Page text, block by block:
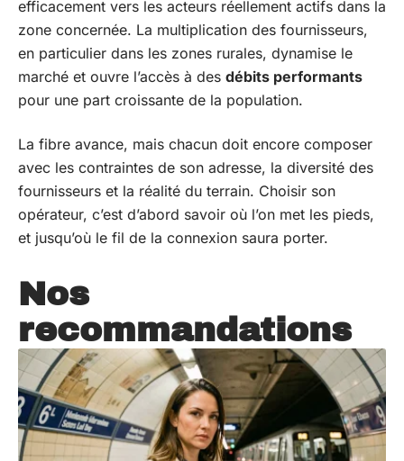
efficacement vers les acteurs réellement actifs dans la
zone concernée. La multiplication des fournisseurs,
en particulier dans les zones rurales, dynamise le
marché et ouvre l’accès à des débits performants
pour une part croissante de la population.
La fibre avance, mais chacun doit encore composer
avec les contraintes de son adresse, la diversité des
fournisseurs et la réalité du terrain. Choisir son
opérateur, c’est d’abord savoir où l’on met les pieds,
et jusqu’où le fil de la connexion saura porter.
Nos
recommandations